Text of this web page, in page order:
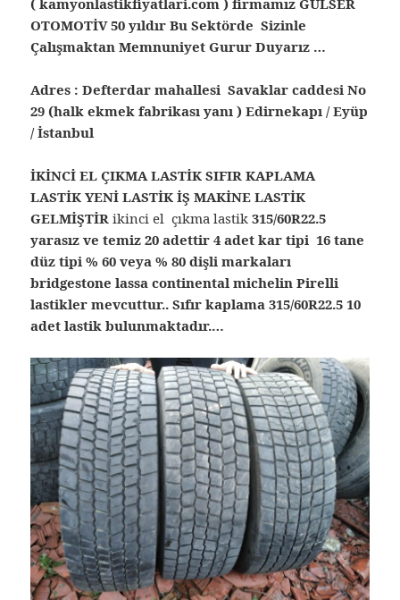
( kamyonlastikfiyatlari.com ) firmamız GÜLSER
OTOMOTİV 50 yıldır Bu Sektörde Sizinle
Çalışmaktan Memnuniyet Gurur Duyarız …
Adres : Defterdar mahallesi Savaklar caddesi No
29 (halk ekmek fabrikası yanı ) Edirnekapı / Eyüp
/ İstanbul
İKİNCİ EL ÇIKMA LASTİK SIFIR KAPLAMA
LASTİK YENİ LASTİK İŞ MAKİNE LASTİK
GELMİŞTİRikinci el çıkma lastik315/60R22.5
yarasız ve temiz 20 adettir 4 adet kar tipi 16 tane
düz tipi % 60 veya % 80 dişli markaları
bridgestone lassa continental michelin Pirelli
lastikler mevcuttur.. Sıfır kaplama 315/60R22.5 10
adet lastik bulunmaktadır.…